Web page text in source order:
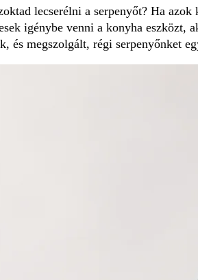
lecserélni a serpenyőt? Ha
igénybe venni a konyha eszközt,
és megszolgált, régi serpenyőnket